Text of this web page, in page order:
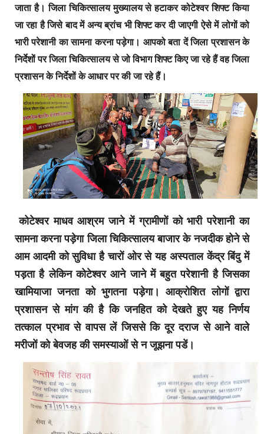
जाता है। जिला चिकित्सालय मुख्यालय से हटाकर कोटेश्वर शिफ्ट किया
जा रहा है जिसे बाद में अन्य ब्रांच भी शिफ्ट कर दी जाएगी ऐसे में लोगों को
भारी परेशानी का सामना करना पड़ेगा। आपको बता दें जिला प्रशासन के
निर्देशों पर जिला चिकित्सालय से जो विभाग शिफ्ट किए जा रहे हैं वह जिला
प्रशासन के निर्देशों के आधार पर की जा रहे हैं।
कोटेश्वर माधव आश्रम जाने में ग्रामीणों को भारी परेशानी का
सामना करना पड़ेगा जिला चिकित्सालय बाजार के नजदीक होने से
आम आदमी को सुविधा है चारों ओर से यह अस्पताल केंद्र बिंदु में
पड़ता है लेकिन कोटेश्वर आने जाने में बहुत परेशानी है जिसका
खामियाजा जनता को भुगतना पड़ेगा। आक्रोशित लोगों द्वारा
प्रशासन से मांग की है कि जनहित को देखते हुए यह निर्णय
तत्काल प्रभाव से वापस लें जिससे कि दूर दराज से आने वाले
मरीजों को बेवजह की समस्याओं से न जूझना पडें।